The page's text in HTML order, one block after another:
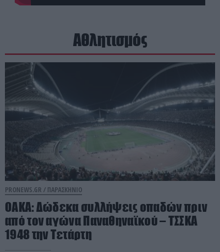
Αθλητισμός
PRONEWS.GR / ΠΑΡΑΣΚΗΝΙΟ
ΟΑΚΑ: Δώδεκα συλλήψεις οπαδών πριν
από τον αγώνα Παναθηναϊκού – ΤΣΣΚΑ
1948 την Τετάρτη